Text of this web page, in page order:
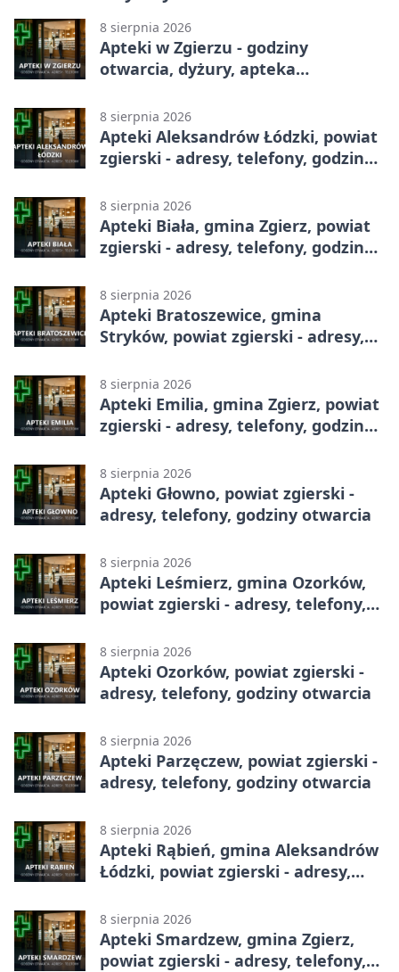
8 sierpnia 2026
Apteki w Zgierzu - godziny
otwarcia, dyżury, apteka
8 sierpnia 2026
Apteki Aleksandrów Łódzki, powiat
zgierski - adresy, telefony, godziny
8 sierpnia 2026
Apteki Biała, gmina Zgierz, powiat
zgierski - adresy, telefony, godziny
8 sierpnia 2026
Apteki Bratoszewice, gmina
Stryków, powiat zgierski - adresy,
8 sierpnia 2026
Apteki Emilia, gmina Zgierz, powiat
zgierski - adresy, telefony, godziny
8 sierpnia 2026
Apteki Głowno, powiat zgierski -
adresy, telefony, godziny otwarcia
8 sierpnia 2026
Apteki Leśmierz, gmina Ozorków,
powiat zgierski - adresy, telefony,
8 sierpnia 2026
Apteki Ozorków, powiat zgierski -
adresy, telefony, godziny otwarcia
8 sierpnia 2026
Apteki Parzęczew, powiat zgierski -
adresy, telefony, godziny otwarcia
8 sierpnia 2026
Apteki Rąbień, gmina Aleksandrów
Łódzki, powiat zgierski - adresy,
8 sierpnia 2026
Apteki Smardzew, gmina Zgierz,
powiat zgierski - adresy, telefony,